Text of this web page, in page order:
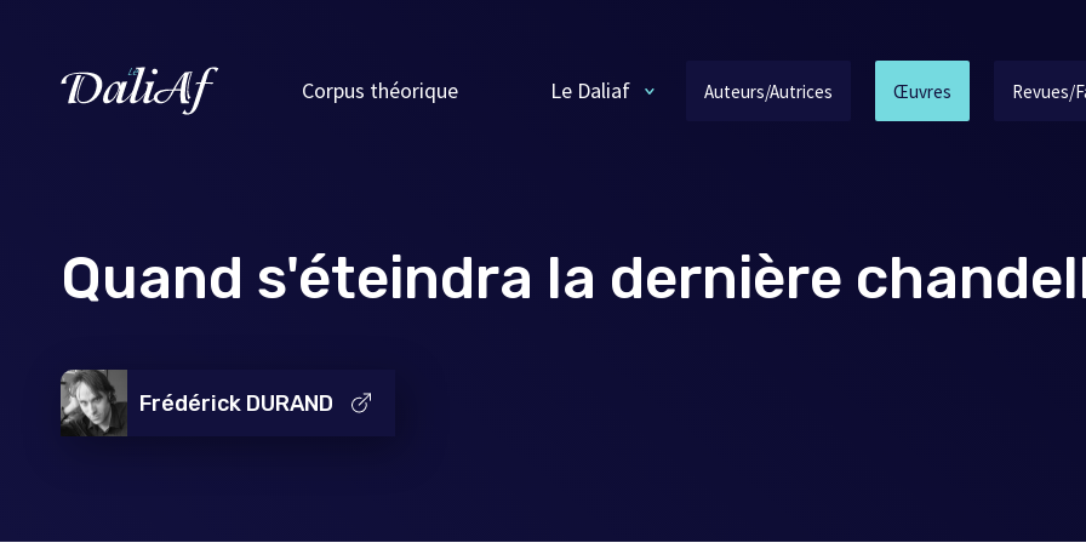
Corpus théorique Le Daliaf Auteurs/Autrices Œuvres Revues/
Quand s'éteindra la dernière
Frédérick DURAND